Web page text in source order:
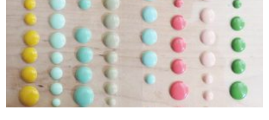
מ
ו
ד
ד
מ
ו
ד
מ
ו
ד
ו
ד
מ
ו
ד
מ
ו
ד
מ מ
ו
ד
מ
ו
ד
מ
מ
ו
ד